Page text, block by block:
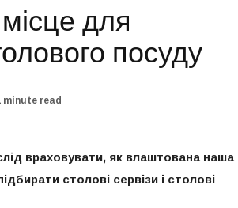
для
посуду
minute read
враховувати, як влаштована наша
столові сервізи і столові